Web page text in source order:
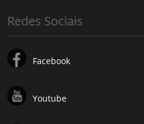
Redes Sociais
Facebook
Youtube